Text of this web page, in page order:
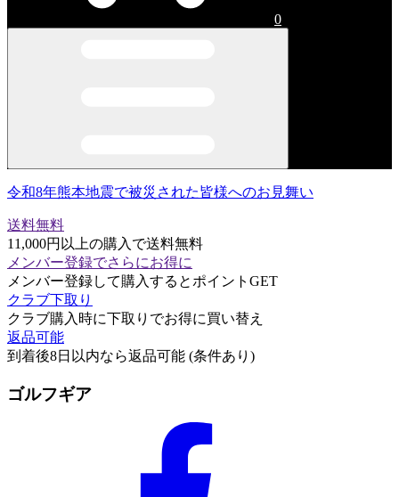
0
令和8年熊本地震で被災された皆様へのお見舞い
送料無料
11,000円以上の購入で送料無料
メンバー登録でさらにお得に
メンバー登録して購入するとポイントGET
クラブ下取り
クラブ購入時に下取りでお得に買い替え
返品可能
到着後8日以内なら返品可能 (条件あり)
ゴルフギア